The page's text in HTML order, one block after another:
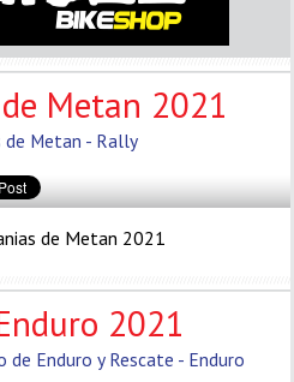
Metan 2021
Metan - Rally
de Metan 2021
2021
Enduro y Rescate - Enduro